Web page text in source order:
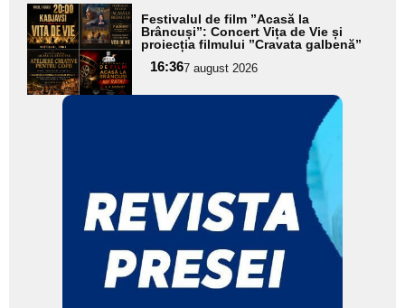
Adaugă
aici textul
pentru
subtitlu
Festivalul de film ”Acasă la
Brâncuși”: Concert Vița de Vie și
proiecția filmului ”Cravata galbenă”
16:367 august 2026